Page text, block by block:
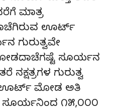
ಮಾತ್ರ
ಊರ್ಟ್
ಸೂರ್ಯನ
ನಕ್ಷತ್ರಗಳ ಗುರುತ್ವ
ಊರ್ಟ್ ಮೋಡ ಅತಿ
ಸೂರ್ಯನಿಂದ ೧೫,೦೦೦